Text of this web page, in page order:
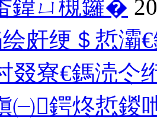
鍏ㄩ槻鑼�
皯绠＄悊灞
叕寮€鎷涜仒
㈠鍔炵悊鍐